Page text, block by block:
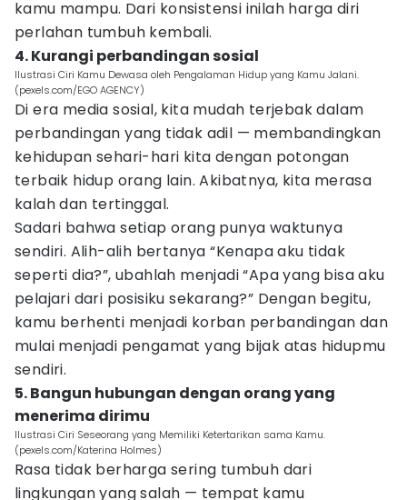
kamu mampu. Dari konsistensi inilah harga diri
perlahan tumbuh kembali.
4. Kurangi perbandingan sosial
Ilustrasi Ciri Kamu Dewasa oleh Pengalaman Hidup yang Kamu Jalani.
(pexels.com/EGO AGENCY)
Di era media sosial, kita mudah terjebak dalam
perbandingan yang tidak adil — membandingkan
kehidupan sehari-hari kita dengan potongan
terbaik hidup orang lain. Akibatnya, kita merasa
kalah dan tertinggal.
Sadari bahwa setiap orang punya waktunya
sendiri. Alih-alih bertanya “Kenapa aku tidak
seperti dia?”, ubahlah menjadi “Apa yang bisa aku
pelajari dari posisiku sekarang?” Dengan begitu,
kamu berhenti menjadi korban perbandingan dan
mulai menjadi pengamat yang bijak atas hidupmu
sendiri.
5. Bangun hubungan dengan orang yang
menerima dirimu
Ilustrasi Ciri Seseorang yang Memiliki Ketertarikan sama Kamu.
(pexels.com/Katerina Holmes)
Rasa tidak berharga sering tumbuh dari
lingkungan yang salah — tempat kamu